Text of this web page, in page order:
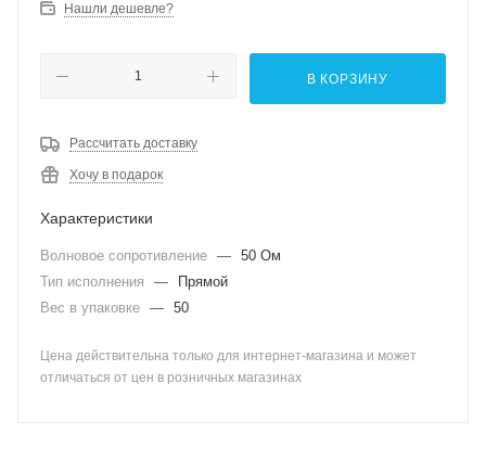
Нашли дешевле?
В КОРЗИНУ
Рассчитать доставку
Хочу в подарок
Характеристики
Волновое сопротивление — 50 Ом
Тип исполнения
—
Прямой
Вес в упаковке — 50
Цена действительна только для интернет-магазина и может
отличаться от цен в розничных магазинах